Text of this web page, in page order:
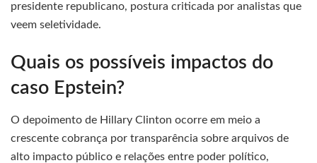
presidente republicano, postura criticada por analistas que
veem seletividade.
Quais os possíveis impactos do
caso Epstein?
O depoimento de Hillary Clinton ocorre em meio a
crescente cobrança por transparência sobre arquivos de
alto impacto público e relações entre poder político,